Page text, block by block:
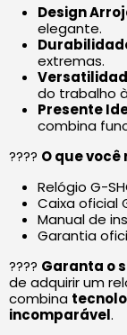
Design
elegante.
extremas.
do trabalho
Presente
combina
???? O que você
Relógio G-
Caixa oficial
Manual de
Garantia
???? Garanta o
de adquirir um
combina
incomparável.